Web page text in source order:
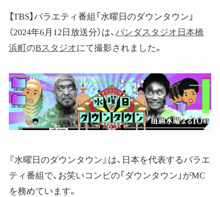
【TBS】バラエティ番組「水曜日のダウンタウン」
（2024年6月12日放送分）は、 パンダスタジオ日本橋
浜町 のBスタジオにて撮影されました。
『水曜日のダウンタウン』は、日本を代表するバラエ
ティ番組で、お笑いコンビの「ダウンタウン」がMC
を務めています。